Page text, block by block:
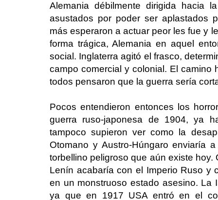
Alemania débilmente dirigida hacia
asustados por poder ser aplastados
más esperaron a actuar peor les fue y
forma trágica, Alemania en aquel
social. Inglaterra agitó el frasco,
campo comercial y colonial. El camino
todos pensaron que la guerra sería
Pocos entendieron entonces los
guerra ruso-japonesa de 1904, ya
tampoco supieron ver como la
Otomano y Austro-Húngaro enviaría
torbellino peligroso que aún existe
Lenín acabaría con el Imperio Ruso y
en un monstruoso estado asesino. La
ya que en 1917 USA entró en el